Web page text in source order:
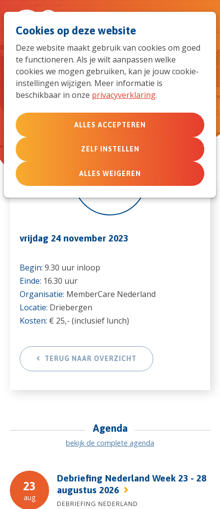
Cookies op deze website
Deze website maakt gebruik van cookies om goed
te functioneren. Als je wilt aanpassen welke
cookies we mogen gebruiken, kan je jouw cookie-
instellingen wijzigen. Meer informatie is
beschikbaar in onze privacyverklaring.
ALLES ACCEPTEREN
ZELF INSTELLEN
ALLES WEIGEREN
naar
de
Toerustingsdag MemberCare
2023
24
nov
vrijdag 24 november 2023
Begin: 9.30 uur inloop
Einde: 16.30 uur
Organisatie: MemberCare Nederland
Locatie: Driebergen
Kosten: € 25,- (inclusief lunch)
TERUG NAAR OVERZICHT
Agenda
bekijk de complete agenda
23
aug
Debriefing Nederland Week 23 - 28
augustus 2026
DEBRIEFING NEDERLAND